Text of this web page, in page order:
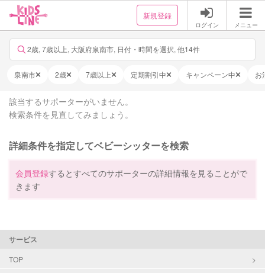
新規登録
ログイン メニュー
2歳, 7歳以上, 大阪府泉南市, 日付・時間を選択, 他14件
泉南市 2歳 7歳以上 定期割引中 キャンペーン中 お
該当するサポーターがいません。
検索条件を見直してみましょう。
詳細条件を指定してベビーシッターを検索
会員登録するとすべてのサポーターの詳細情報を見ることがで
きます
サービス
TOP